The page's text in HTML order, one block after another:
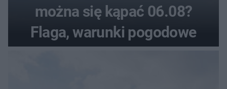
można się kąpać 06.08?
Flaga, warunki pogodowe